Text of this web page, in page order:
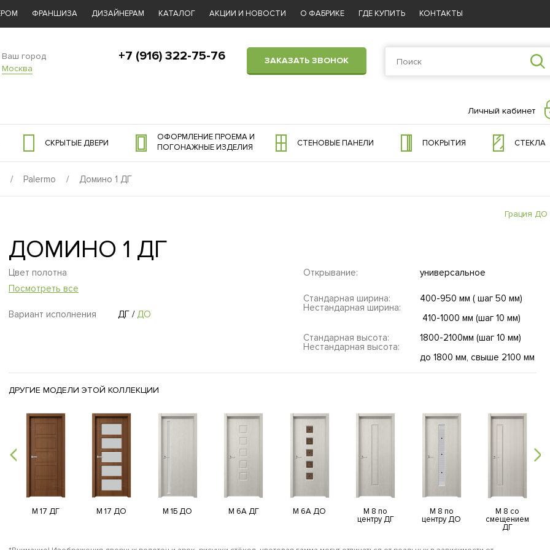
ФРАНШИЗА ДИЗАЙНЕРАМ КАТАЛОГ АКЦИИ И НОВОСТИ О ФАБРИКЕ ГДЕ КУПИТЬ КОНТАКТЫ
Ваш город
Москва
+7 (916) 322-75-76 ЗАКАЗАТЬ ЗВОНОК
Личный кабинет
СКРЫТЫЕ ДВЕРИ
ОФОРМЛЕНИЕ ПРОЕМА И
ПОГОНАЖНЫЕ ИЗДЕЛИЯ
СТЕНОВЫЕ ПАНЕЛИ ПОКРЫТИЯ СТЕКЛА
/ Palermo / Домино 1 ДГ
Грация ДО
ДОМИНО 1 ДГ
Цвет полотна
Посмотреть все
Вариант исполнения ДГ /ДО
Открывание: универсальное
Стандарная ширина:
400-950 мм ( шаг 50 мм)
Нестандарная ширина:
410-1000 мм (шаг 10 мм)
Стандарная высота:
1800-2100мм (шаг 10 мм)
Нестандарная высота:
до 1800 мм, свыше 2100 мм
ДРУГИЕ МОДЕЛИ ЭТОЙ КОЛЛЕКЦИИ
M 17 ДГ M 17 ДО M 1Б ДО M 6А ДГ M 6А ДО
M 8 по
центру ДГ
M 8 по
центру ДО
M 8 со
смещением
ДГ